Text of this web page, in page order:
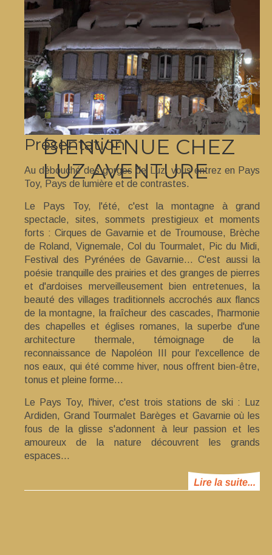
BIENVENUE CHEZ
LUZ AVENTURE
Présentation
Au débouché des gorges de Luz, vous entrez en Pays
Toy, Pays de lumière et de contrastes.
Le Pays Toy, l'été, c'est la montagne à grand
spectacle, sites, sommets prestigieux et moments
forts : Cirques de Gavarnie et de Troumouse, Brèche
de Roland, Vignemale, Col du Tourmalet, Pic du Midi,
Festival des Pyrénées de Gavarnie... C'est aussi la
poésie tranquille des prairies et des granges de pierres
et d'ardoises merveilleusement bien entretenues, la
beauté des villages traditionnels accrochés aux flancs
de la montagne, la fraîcheur des cascades, l'harmonie
des chapelles et églises romanes, la superbe d'une
architecture thermale, témoignage de la
reconnaissance de Napoléon III pour l'excellence de
nos eaux, qui été comme hiver, nous offrent bien-être,
tonus et pleine forme...
Le Pays Toy, l'hiver, c'est trois stations de ski : Luz
Ardiden, Grand Tourmalet Barèges et Gavarnie où les
fous de la glisse s'adonnent à leur passion et les
amoureux de la nature découvrent les grands
espaces...